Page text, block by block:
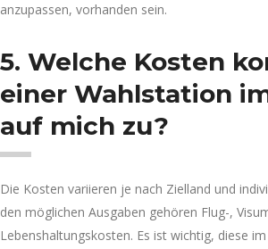
anzupassen, vorhanden sein.
5. Welche Kosten
einer Wahlstation
auf mich zu?
Die Kosten variieren je nach Zielland und
den möglichen Ausgaben gehören Flug-,
Lebenshaltungskosten. Es ist wichtig, diese